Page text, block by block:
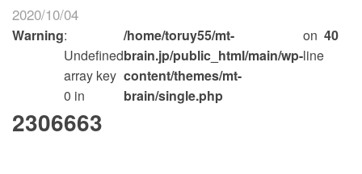
2020/10/04
Warning:
Undefined
array key
0 in
/home/toruy55/mt-
brain.jp/public_html/main/wp-
content/themes/mt-
brain/single.php
on
line
40
2306663